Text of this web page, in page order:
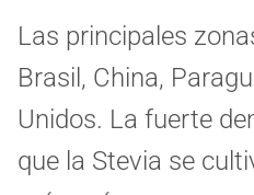
Las principales
Brasil, China,
Unidos. La fuerte
que la Stevia se